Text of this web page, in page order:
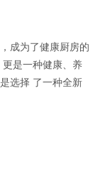
成为了健康厨房的
是一种健康、养
选择 了一种全新